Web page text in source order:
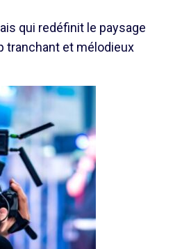
qui redéfinit le paysage
tranchant et mélodieux